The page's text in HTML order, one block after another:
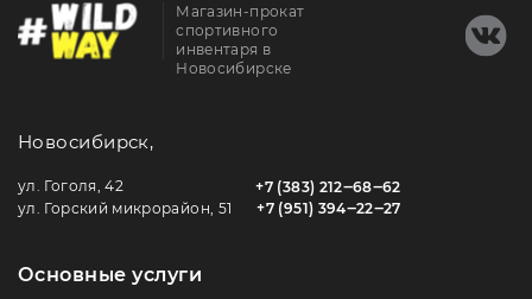
Магазин-прокат
спортивного
инвентаря в
Новосибирске
Новосибирск,
ул. Гоголя, 42
ул. Горский микрорайон, 51
+7 (383) 212‒68‒62
+7 (951) 394‒22‒27
Основные услуги